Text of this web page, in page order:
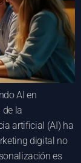
AI en
de la
artificial (AI) ha
digital no
es